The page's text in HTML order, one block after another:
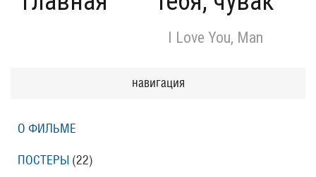
I Love You, Man
навигация
О ФИЛЬМЕ
ПОСТЕРЫ (22)